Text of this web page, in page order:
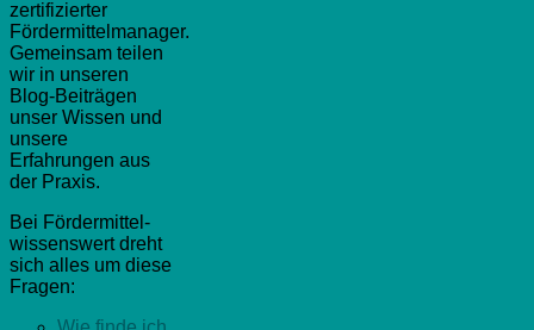
zertifizierter
Fördermittelmanager.
Gemeinsam teilen
wir in unseren
Blog-Beiträgen
unser Wissen und
unsere
Erfahrungen aus
der Praxis.
Bei Fördermittel-
wissenswert dreht
sich alles um diese
Fragen: